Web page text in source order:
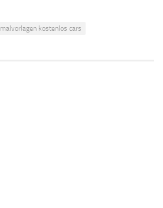
malvorlagen kostenlos cars